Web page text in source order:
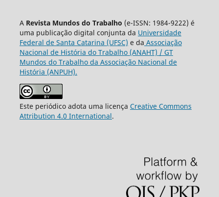
A Revista Mundos do Trabalho (e-ISSN: 1984-9222) é
uma publicação digital conjunta da Universidade
Federal de Santa Catarina (UFSC) e da Associação
Nacional de História do Trabalho (ANAHT) / GT
Mundos do Trabalho da Associação Nacional de
História (ANPUH).
Este periódico adota uma licença Creative Commons
Attribution 4.0 International.